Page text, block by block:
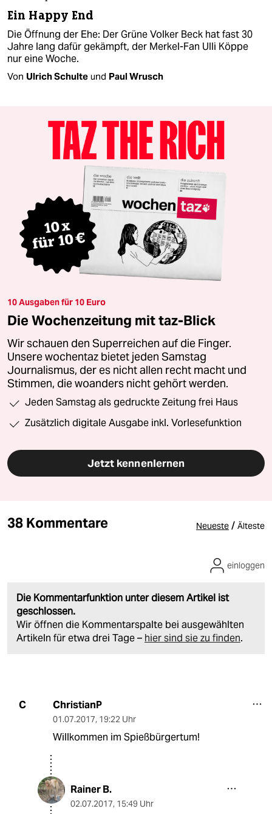
Ein Happy End
Die Öffnung der Ehe: Der Grüne Volker Beck hat fast 30
Jahre lang dafür gekämpft, der Merkel-Fan Ulli Köppe
nur eine Woche.
Von Ulrich Schulte und Paul Wrusch
10 Ausgaben für 10 Euro
Die Wochenzeitung mit taz-Blick
Wir schauen den Superreichen auf die Finger.
Unsere wochentaz bietet jeden Samstag
Journalismus, der es nicht allen recht macht und
Stimmen, die woanders nicht gehört werden.
Jeden Samstag als gedruckte Zeitung frei Haus
Zusätzlich digitale Ausgabe inkl. Vorlesefunktion
Jetzt kennenlernen
38 Kommentare Neueste / Älteste
Die Kommentarfunktion unter diesem Artikel ist
geschlossen.
Wir öffnen die Kommentarspalte bei ausgewählten
Artikeln für etwa drei Tage – hier sind sie zu finden.
einloggen
C ChristianP
01.07.2017, 19:22 Uhr
Willkommen im Spießbürgertum!
Rainer B.
02.07.2017, 15:49 Uhr